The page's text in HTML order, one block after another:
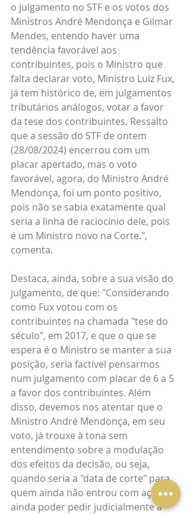
o julgamento no STF e os votos dos
Ministros André Mendonça e Gilmar
Mendes, entendo haver uma
tendência favorável aos
contribuintes, pois o Ministro que
falta declarar voto, Ministro Luiz Fux,
já tem histórico de, em julgamentos
tributários análogos, votar a favor
da tese dos contribuintes. Ressalto
que a sessão do STF de ontem
(28/08/2024) encerrou com um
placar apertado, mas o voto
favorável, agora, do Ministro André
Mendonça, foi um ponto positivo,
pois não se sabia exatamente qual
seria a linha de raciocínio dele, pois
é um Ministro novo na Corte.",
comenta.
Destaca, ainda, sobre a sua visão do
julgamento, de que: "Considerando
como Fux votou com os
contribuintes na chamada "tese do
século", em 2017, e que o que se
espera é o Ministro se manter a sua
posição, seria factível pensarmos
num julgamento com placar de 6 a 5
a favor dos contribuintes. Além
disso, devemos nos atentar que o
Ministro André Mendonça, em seu
voto, já trouxe à tona sem
entendimento sobre a modulação
dos efeitos da decisão, ou seja,
quando seria a "data de corte" para
quem ainda não entrou com ação
ainda poder pedir judicialmente a